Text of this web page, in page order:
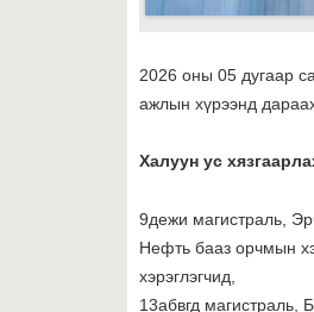
2026 оны 05 дугаар
ажлын хүрээнд
Халуун ус
9дежи магистраль,
Нефть бааз орчмын
хэрэглэгчид,
13абвгд магистраль,